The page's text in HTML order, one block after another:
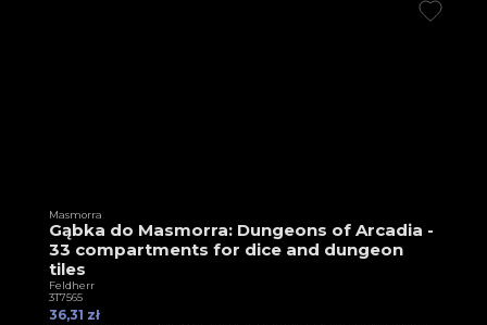
Masmorra
Gąbka do Masmorra: Dungeons of Arcadia -
33 compartments for dice and dungeon
tiles
Feldherr
3T7565
36,31 zł